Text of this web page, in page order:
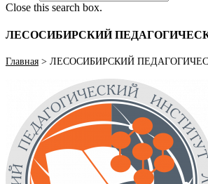
Close this search box.
ЛЕСОСИБИРСКИЙ
Главная > ЛЕСОСИБИРСКИЙ